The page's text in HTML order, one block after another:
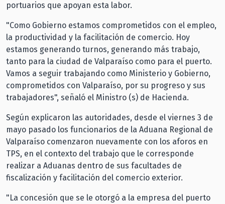
portuarios que apoyan esta labor.
"Como Gobierno estamos comprometidos con el empleo,
la productividad y la facilitación de comercio. Hoy
estamos generando turnos, generando más trabajo,
tanto para la ciudad de Valparaíso como para el puerto.
Vamos a seguir trabajando como Ministerio y Gobierno,
comprometidos con Valparaíso, por su progreso y sus
trabajadores", señaló el Ministro (s) de Hacienda.
Según explicaron las autoridades, desde el viernes 3 de
mayo pasado los funcionarios de la Aduana Regional de
Valparaíso comenzaron nuevamente con los aforos en
TPS, en el contexto del trabajo que le corresponde
realizar a Aduanas dentro de sus facultades de
fiscalización y facilitación del comercio exterior.
"La concesión que se le otorgó a la empresa del puerto